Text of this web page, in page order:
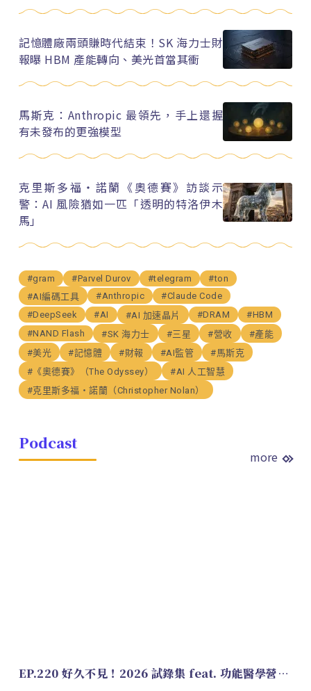
記憶體廠兩頭賺時代結束！SK 海力士財
報曝 HBM 產能轉向、美光首當其衝
馬斯克：Anthropic 最領先，手上還握
有未發布的更強模型
克里斯多福・諾蘭《奧德賽》訪談示
警：AI 風險猶如一匹「透明的特洛伊木
馬」
#gram #Parvel Durov #telegram
#ton
#AI編碼工具
#Anthropic
#Claude Code
#DeepSeek
#AI #AI 加速晶片 #DRAM
#HBM
#NAND Flash
#SK 海力士 #三星 #營收
#產能
#美光
#記憶體 #財報 #AI監管
#馬斯克
#《奧德賽》（The Odyssey）
#AI 人工智慧
#克里斯多福・諾蘭（Christopher Nolan）
Podcast
more
EP.220 好久不見！2026 試錄集 feat. 功能醫學營養師 美寶